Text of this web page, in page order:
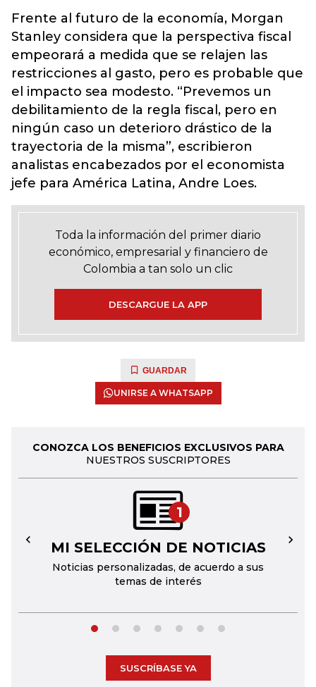
Frente al futuro de la economía, Morgan
Stanley considera que la perspectiva fiscal
empeorará a medida que se relajen las
restricciones al gasto, pero es probable que
el impacto sea modesto. “Prevemos un
debilitamiento de la regla fiscal, pero en
ningún caso un deterioro drástico de la
trayectoria de la misma”, escribieron
analistas encabezados por el economista
jefe para América Latina, Andre Loes.
Toda la información del primer diario
económico, empresarial y financiero de
Colombia a tan solo un clic
DESCARGUE LA APP
GUARDAR
UNIRSE A WHATSAPP
CONOZCA LOS BENEFICIOS EXCLUSIVOS PARA
NUESTROS SUSCRIPTORES
1
MI SELECCIÓN DE NOTICIAS
Noticias personalizadas, de acuerdo a sus
temas de interés
← →
SUSCRÍBASE YA